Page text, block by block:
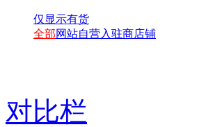
仅显示有货
全部网站自营入驻商店铺
对比栏